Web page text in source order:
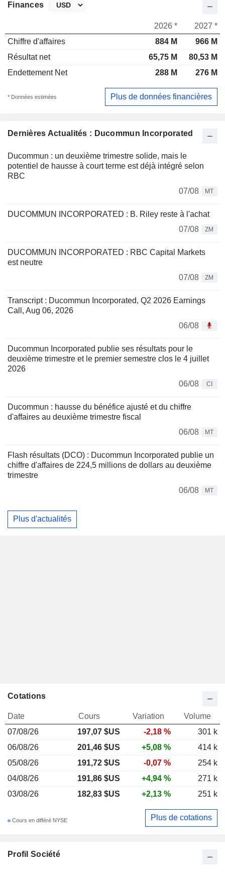
Dernières Actualités : Ducommun Incorporated
Ducommun : un deuxième trimestre solide, mais le
potentiel de hausse à court terme est déjà intégré selon
RBC
07/08
MT
DUCOMMUN INCORPORATED : B. Riley reste à l'achat
07/08
ZM
DUCOMMUN INCORPORATED : RBC Capital Markets
est neutre
07/08
ZM
Transcript : Ducommun Incorporated, Q2 2026 Earnings
Call, Aug 06, 2026
06/08
Ducommun Incorporated publie ses résultats pour le
deuxième trimestre et le premier semestre clos le 4 juillet
2026
06/08
CI
Ducommun : hausse du bénéfice ajusté et du chiffre
d'affaires au deuxième trimestre fiscal
06/08
MT
Flash résultats (DCO) : Ducommun Incorporated publie un
chiffre d'affaires de 224,5 millions de dollars au deuxième
trimestre
06/08
MT
Plus d'actualités
Finances
2026 *
2027 *
Chiffre d'affaires
884 M
966 M
Résultat net
65,75 M
80,53 M
Endettement Net
288 M 276 M
* Données estimées Plus de données financières
Profil Société
Cotations
Date Cours Variation
Volume
07/08/26
197,07 $US -2,18 %
301 k
06/08/26
201,46 $US +5,08 %
414 k
05/08/26
191,72 $US -0,07 %
254 k
04/08/26
191,86 $US +4,94 %
271 k
03/08/26
182,83 $US +2,13 % 251 k
Cours en différé NYSE Plus de cotations